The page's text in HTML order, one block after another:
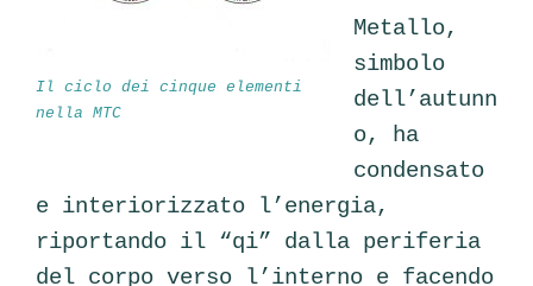
Il ciclo dei cinque elementi
nella MTC
Metallo,
simbolo
dell’autunn
o, ha
condensato
e interiorizzato l’energia,
riportando il “qi” dalla periferia
del corpo verso l’interno e facendo